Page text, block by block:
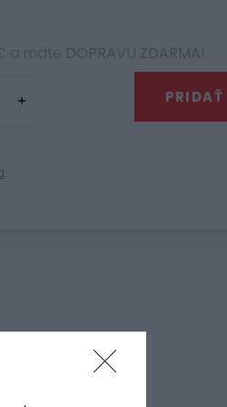
a máte DOPRAVU ZDARMA!